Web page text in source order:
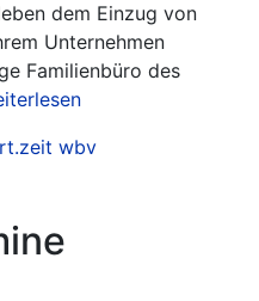
dem Einzug von
Unternehmen
Familienbüro des
wbv